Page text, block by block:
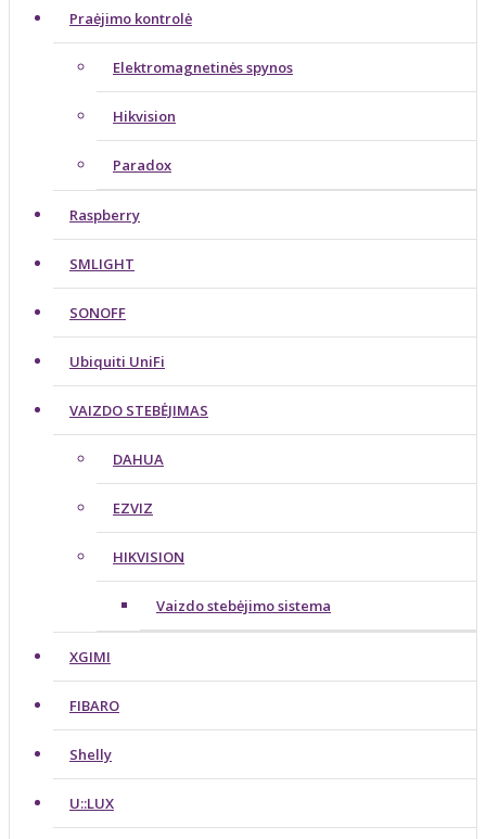
Praėjimo kontrolė
Elektromagnetinės spynos
Hikvision
Paradox
Raspberry
SMLIGHT
SONOFF
Ubiquiti UniFi
VAIZDO STEBĖJIMAS
DAHUA
EZVIZ
HIKVISION
Vaizdo stebėjimo sistema
XGIMI
FIBARO
Shelly
U::LUX